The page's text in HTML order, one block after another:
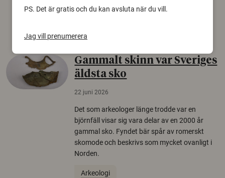
Gammalt skinn var Sveriges
äldsta sko
22 juni 2026
Det som arkeologer länge trodde var en
björnfäll visar sig vara delar av en 2000 år
gammal sko. Fyndet bär spår av romerskt
skomode och beskrivs som mycket ovanligt i
Norden.
Arkeologi
PS. Det är gratis och du kan avsluta när du vill.
Jag vill prenumerera